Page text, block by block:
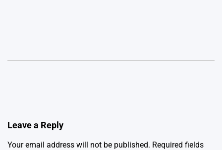
Leave a Reply
Your email address will not be published. Required fields